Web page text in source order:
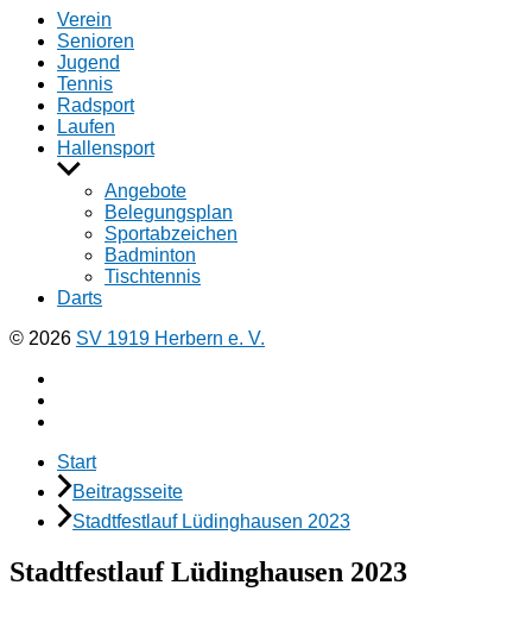
Verein
Senioren
Jugend
Tennis
Radsport
Laufen
Hallensport
Untermenü
anzeigenAngebote
Belegungsplan
Sportabzeichen
Badminton
Tischtennis
Darts
© 2026 SV 1919 Herbern e. V.
Start
Beitragsseite
Stadtfestlauf Lüdinghausen 2023
Stadtfestlauf Lüdinghausen 2023